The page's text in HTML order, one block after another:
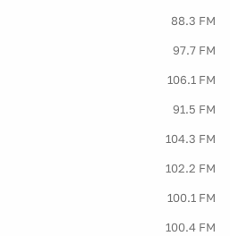
88.3 FM
97.7 FM
106.1 FM
91.5 FM
104.3 FM
102.2 FM
100.1 FM
100.4 FM